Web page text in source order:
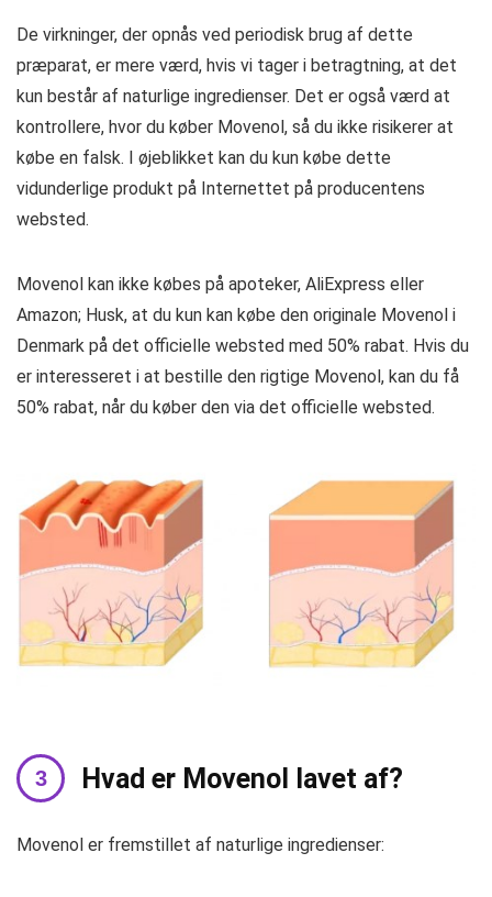
De virkninger, der opnås ved periodisk brug af dette
præparat, er mere værd, hvis vi tager i betragtning, at det
kun består af naturlige ingredienser. Det er også værd at
kontrollere, hvor du køber Movenol, så du ikke risikerer at
købe en falsk. I øjeblikket kan du kun købe dette
vidunderlige produkt på Internettet på producentens
websted.
Movenol kan ikke købes på apoteker, AliExpress eller
Amazon; Husk, at du kun kan købe den originale Movenol i
Denmark på det officielle websted med 50% rabat. Hvis du
er interesseret i at bestille den rigtige Movenol, kan du få
50% rabat, når du køber den via det officielle websted.
Hvad er Movenol lavet af?
Movenol er fremstillet af naturlige ingredienser: